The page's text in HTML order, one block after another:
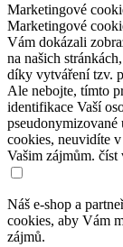
Marketingové
Marketingové
Vám dokázali
na našich
díky vytváření tzv.
Ale nebojte, tímto
identifikace Vaší
pseudonymizované
cookies, neuvidíte
Vašim zájmům. číst
Náš e-shop a
cookies, aby Vám
zájmů.